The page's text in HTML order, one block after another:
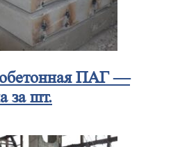
ПАГ —
за шт.